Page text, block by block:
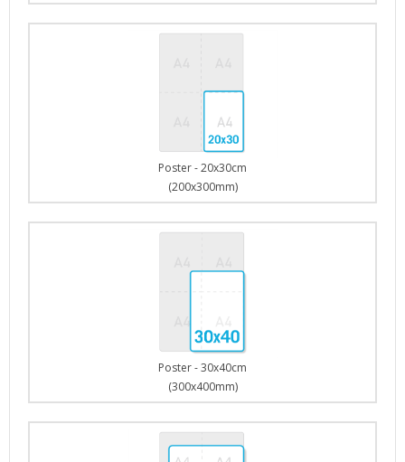
Poster - 20x30cm
(200x300mm)
Poster - 30x40cm
(300x400mm)